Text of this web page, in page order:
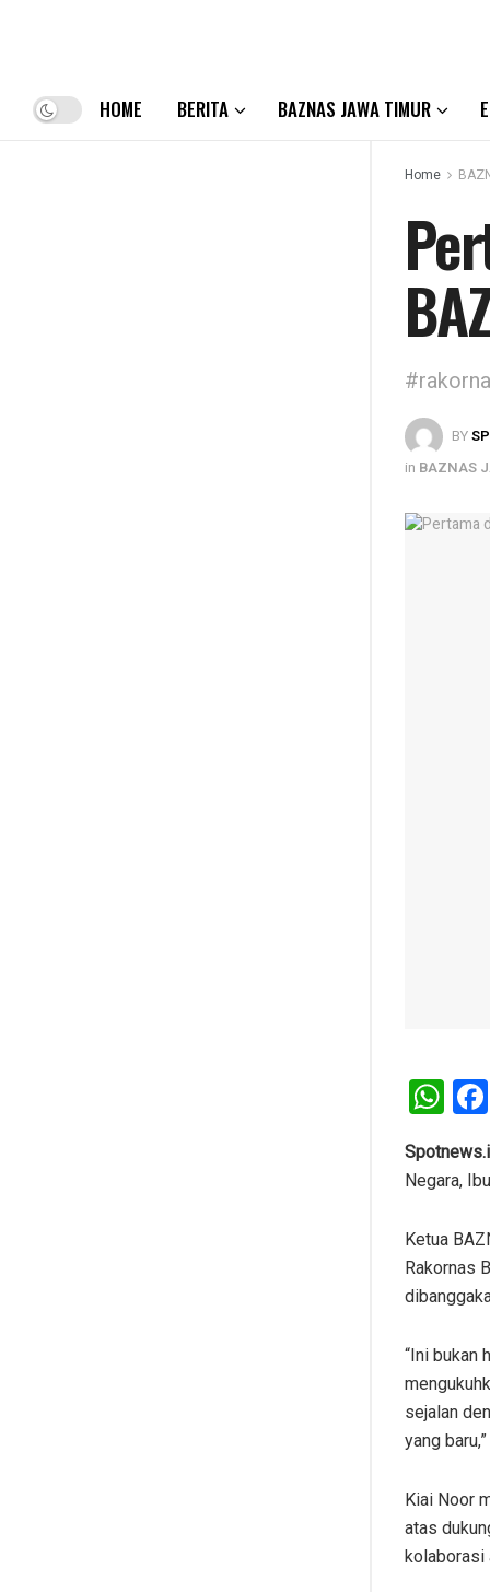
HOME BERITA BAZNAS JAWA TIMUR
Home
BY
in BAZNAS
W
h
at
s
A
p
p
Negara,
Ketua
Rakornas
“Ini bukan
sejalan
yang
Kiai Noor
atas
kolaborasi